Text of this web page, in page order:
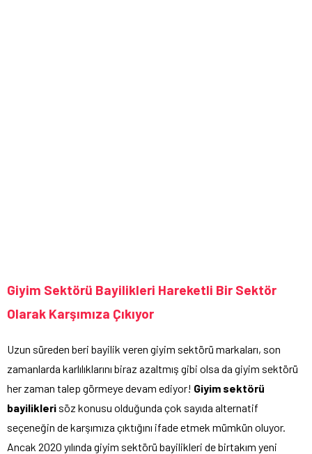
Giyim Sektörü Bayilikleri Hareketli Bir Sektör
Olarak Karşımıza Çıkıyor
Uzun süreden beri bayilik veren giyim sektörü markaları, son
zamanlarda karlılıklarını biraz azaltmış gibi olsa da giyim sektörü
her zaman talep görmeye devam ediyor! Giyim sektörü
bayilikleri söz konusu olduğunda çok sayıda alternatif
seçeneğin de karşımıza çıktığını ifade etmek mümkün oluyor.
Ancak 2020 yılında giyim sektörü bayilikleri de birtakım yeni